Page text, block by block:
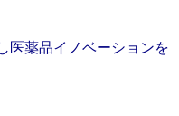
医薬品イノベーションを